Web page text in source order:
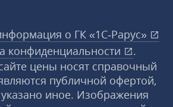
о ГК «1С‑Рарус»
конфиденциальности
.
цены носят справочный
публичной офертой,
иное. Изображения